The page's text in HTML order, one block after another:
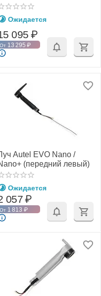
Ожидается
095 ₽
От 13 295 ₽
Autel EVO Nano /
(передний левый)
Ожидается
057₽
От 1 813 ₽